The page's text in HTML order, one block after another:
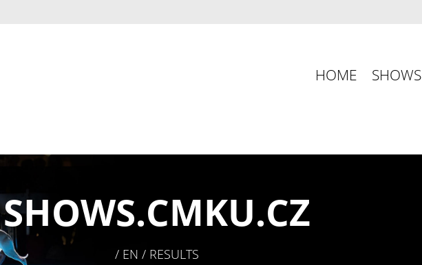
HOME SHOWS
SHOWS.CMKU.CZ
/ EN / RESULTS